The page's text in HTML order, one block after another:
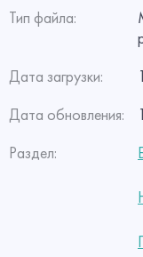
Тип файла:
Дата загрузки:
Дата обновления:
Раздел: